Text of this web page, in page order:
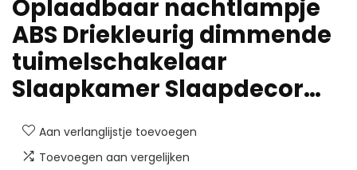
Oplaadbaar nachtlampje
ABS Driekleurig dimmende
tuimelschakelaar
Slaapkamer Slaapdecor…
Aan verlanglijstje toevoegen
Toevoegen aan vergelijken